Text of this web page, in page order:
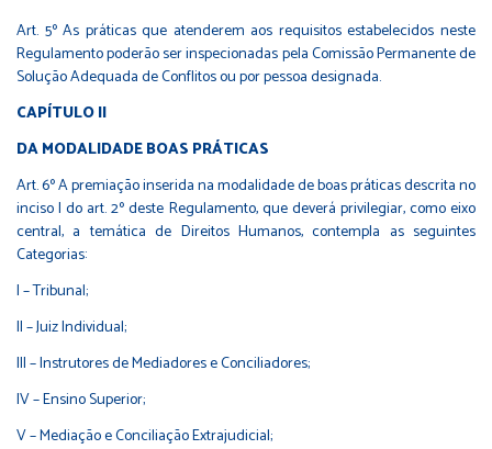
Art. 5º As práticas que atenderem aos requisitos estabelecidos neste
Regulamento poderão ser inspecionadas pela Comissão Permanente de
Solução Adequada de Conflitos ou por pessoa designada.
CAPÍTULO II
DA MODALIDADE BOAS PRÁTICAS
Art. 6º A premiação inserida na modalidade de boas práticas descrita no
inciso I do art. 2º deste Regulamento, que deverá privilegiar, como eixo
central, a temática de Direitos Humanos, contempla as seguintes
Categorias:
I – Tribunal;
II – Juiz Individual;
III – Instrutores de Mediadores e Conciliadores;
IV – Ensino Superior;
V – Mediação e Conciliação Extrajudicial;